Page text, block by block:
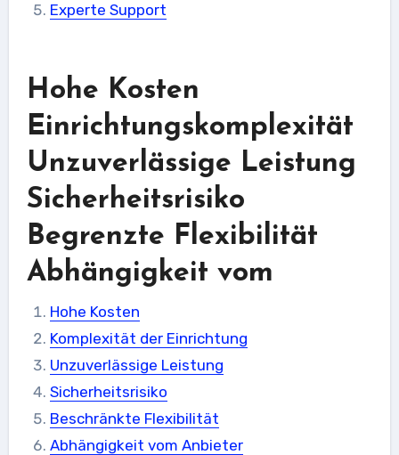
Experte Support
Hohe Kosten
Einrichtungskomplexität
Unzuverlässige Leistung
Sicherheitsrisiko
Begrenzte Flexibilität
Abhängigkeit vom
Hohe Kosten
Komplexität der Einrichtung
Unzuverlässige Leistung
Sicherheitsrisiko
Beschränkte Flexibilität
Abhängigkeit vom Anbieter